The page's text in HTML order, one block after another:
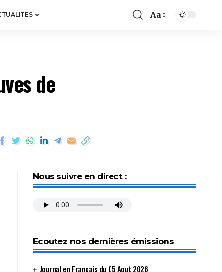
Aa
de
Nous suivre en direct :
Ecoutez nos dernières émissions
Journal en Français du 05 Aout 2026